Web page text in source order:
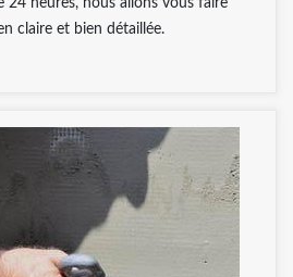
24 heures, nous allons vous faire
claire et bien détaillée.